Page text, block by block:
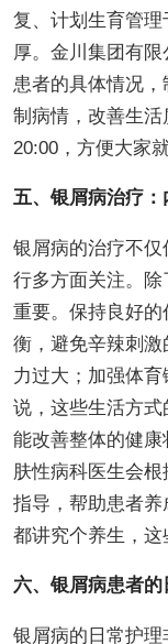
复、计划生育管
厚。金川集团有
患者的具体情况
制病情，改善生
20:00，方便大家就
五、银屑病治疗
银屑病的治疗不
行多方面关注。
重要。保持良好
衡，避免辛辣刺
力过大；加强体
说，这些生活方
能改善整体的健
肤性病科医生会
指导，帮助患者养
都讲究个养生，这
六、银屑病患者
银屑病的日常护